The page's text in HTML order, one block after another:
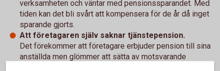
verksamheten och väntar med pensionssparandet. Med
tiden kan det bli svårt att kompensera för de år då inget
sparande gjorts.
Att företagaren själv saknar tjänstepension.
Det förekommer att företagare erbjuder pension till sina
anställda men glömmer att sätta av motsvarande